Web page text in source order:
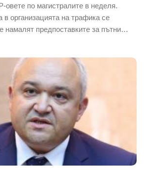
по магистралите в неделя.
организацията на трафика се
намалят предпоставките за пътни…